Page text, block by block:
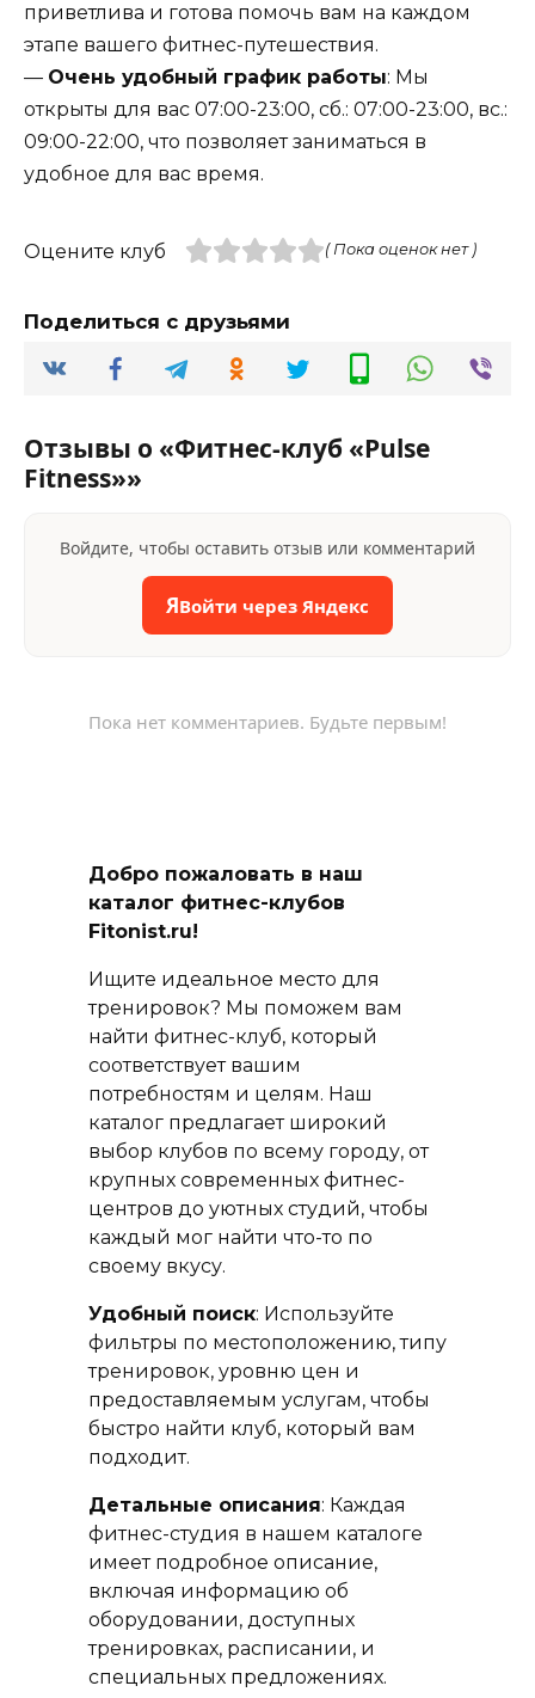
приветлива и готова помочь вам на каждом
этапе вашего фитнес-путешествия.
— Очень удобный график работы: Мы
открыты для вас 07:00-23:00, сб.: 07:00-23:00, вс.:
09:00-22:00, что позволяет заниматься в
удобное для вас время.
Оцените клуб ( Пока оценок нет )
Поделиться с друзьями
Отзывы о «Фитнес-клуб «Pulse
Fitness»»
Войдите, чтобы оставить отзыв или комментарий
ЯВойти через Яндекс
Пока нет комментариев. Будьте первым!
Добро пожаловать в наш
каталог фитнес-клубов
Fitonist.ru!
Ищите идеальное место для
тренировок? Мы поможем вам
найти фитнес-клуб, который
соответствует вашим
потребностям и целям. Наш
каталог предлагает широкий
выбор клубов по всему городу, от
крупных современных фитнес-
центров до уютных студий, чтобы
каждый мог найти что-то по
своему вкусу.
Удобный поиск: Используйте
фильтры по местоположению, типу
тренировок, уровню цен и
предоставляемым услугам, чтобы
быстро найти клуб, который вам
подходит.
Детальные описания: Каждая
фитнес-студия в нашем каталоге
имеет подробное описание,
включая информацию об
оборудовании, доступных
тренировках, расписании, и
специальных предложениях.